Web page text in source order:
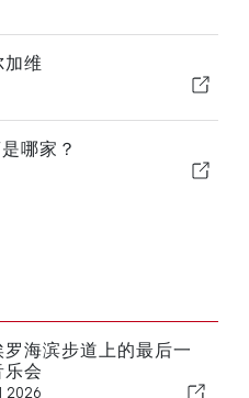
加维
哪家？
海滨步道上的最后一
乐会
2026